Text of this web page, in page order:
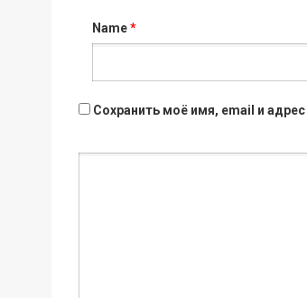
Name*
Сохранить моё имя, email и